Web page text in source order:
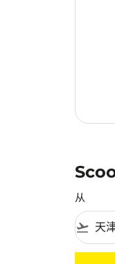
从
flight_takeoff